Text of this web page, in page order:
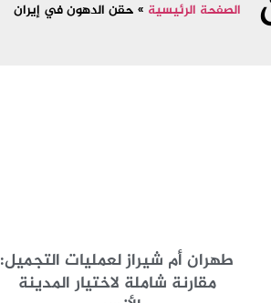
الصفحة الرئيسية » حقن الدهون في إيران
طهران أم شيراز لعمليات التجميل:
مقارنة شاملة لاختيار المدينة